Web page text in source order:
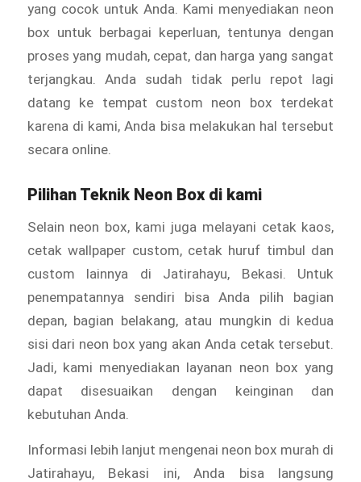
yang cocok untuk Anda. Kami menyediakan neon
box untuk berbagai keperluan, tentunya dengan
proses yang mudah, cepat, dan harga yang sangat
terjangkau. Anda sudah tidak perlu repot lagi
datang ke tempat custom neon box terdekat
karena di kami, Anda bisa melakukan hal tersebut
secara online.
Pilihan Teknik Neon Box di kami
Selain neon box, kami juga melayani cetak kaos,
cetak wallpaper custom, cetak huruf timbul dan
custom lainnya di Jatirahayu, Bekasi. Untuk
penempatannya sendiri bisa Anda pilih bagian
depan, bagian belakang, atau mungkin di kedua
sisi dari neon box yang akan Anda cetak tersebut.
Jadi, kami menyediakan layanan neon box yang
dapat disesuaikan dengan keinginan dan
kebutuhan Anda.
Informasi lebih lanjut mengenai neon box murah di
Jatirahayu, Bekasi ini, Anda bisa langsung